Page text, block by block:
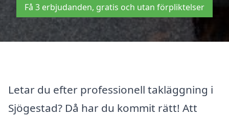
Få 3 erbjudanden, gratis och utan förpliktelser
Letar du efter professionell takläggning i
Sjögestad? Då har du kommit rätt! Att